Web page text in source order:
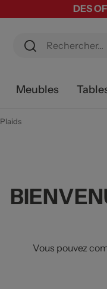
DES
Meubles
Plaids
Vous pouvez